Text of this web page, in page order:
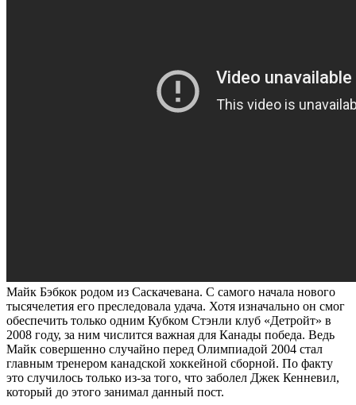
Майк Бэбкок родом из Саскачевана. С самого начала нового
тысячелетия его преследовала удача. Хотя изначально он смог
обеспечить только одним Кубком Стэнли клуб «Детройт» в
2008 году, за ним числится важная для Канады победа. Ведь
Майк совершенно случайно перед Олимпиадой 2004 стал
главным тренером канадской хоккейной сборной. По факту
это случилось только из-за того, что заболел Джек Кенневил,
который до этого занимал данный пост.